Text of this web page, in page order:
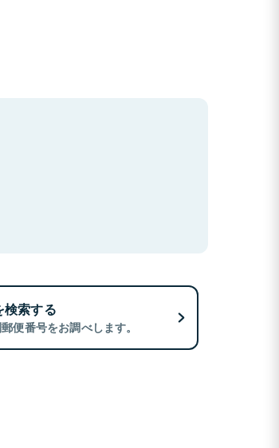
検索する
便番号をお調べします。